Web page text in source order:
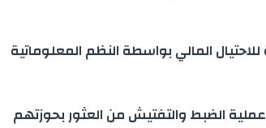
المالي بواسطة النظم المعلوماتية
الضبط والتفتيش من العثور بحوزتهم